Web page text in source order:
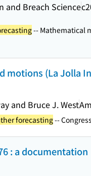
and Breach Science
-- Mathematical
motions (La Jolla
and Bruce J. West
forecasting--
: a documentation